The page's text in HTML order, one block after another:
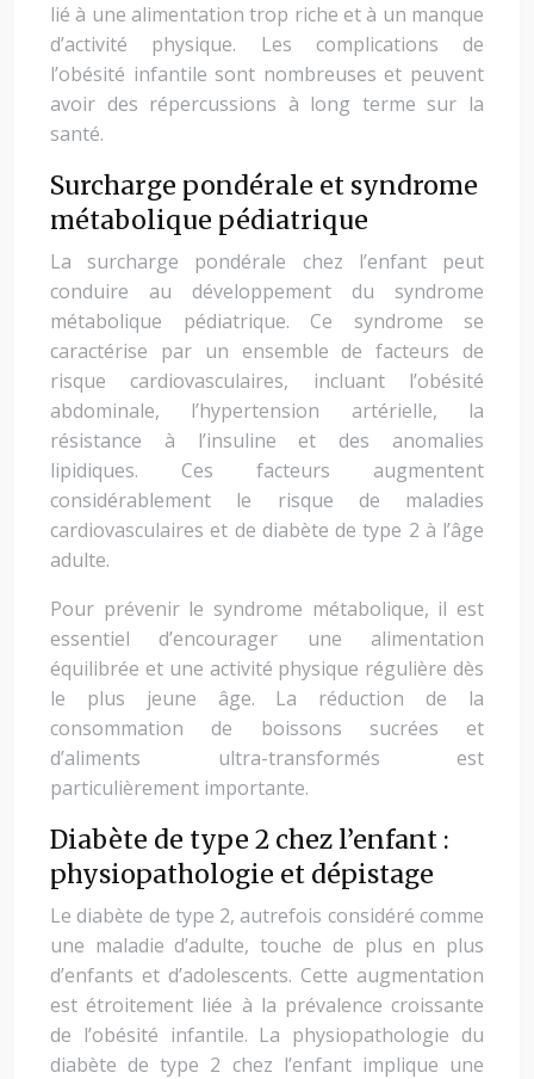
lié à une alimentation trop riche et à un manque
d’activité physique. Les complications de
l’obésité infantile sont nombreuses et peuvent
avoir des répercussions à long terme sur la
santé.
Surcharge pondérale et syndrome
métabolique pédiatrique
La surcharge pondérale chez l’enfant peut
conduire au développement du syndrome
métabolique pédiatrique. Ce syndrome se
caractérise par un ensemble de facteurs de
risque cardiovasculaires, incluant l’obésité
abdominale, l’hypertension artérielle, la
résistance à l’insuline et des anomalies
lipidiques. Ces facteurs augmentent
considérablement le risque de maladies
cardiovasculaires et de diabète de type 2 à l’âge
adulte.
Pour prévenir le syndrome métabolique, il est
essentiel d’encourager une alimentation
équilibrée et une activité physique régulière dès
le plus jeune âge. La réduction de la
consommation de boissons sucrées et
d’aliments ultra-transformés est
particulièrement importante.
Diabète de type 2 chez l’enfant :
physiopathologie et dépistage
Le diabète de type 2, autrefois considéré comme
une maladie d’adulte, touche de plus en plus
d’enfants et d’adolescents. Cette augmentation
est étroitement liée à la prévalence croissante
de l’obésité infantile. La physiopathologie du
diabète de type 2 chez l’enfant implique une